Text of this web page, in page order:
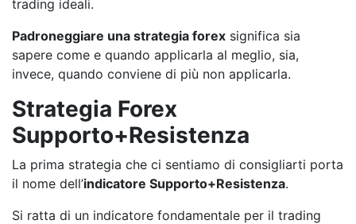
trading ideali.
Padroneggiare una strategia forex significa sia
sapere come e quando applicarla al meglio, sia,
invece, quando conviene di più non applicarla.
Strategia Forex
Supporto+Resistenza
La prima strategia che ci sentiamo di consigliarti porta
il nome dell’indicatore Supporto+Resistenza.
Si ratta di un indicatore fondamentale per il trading